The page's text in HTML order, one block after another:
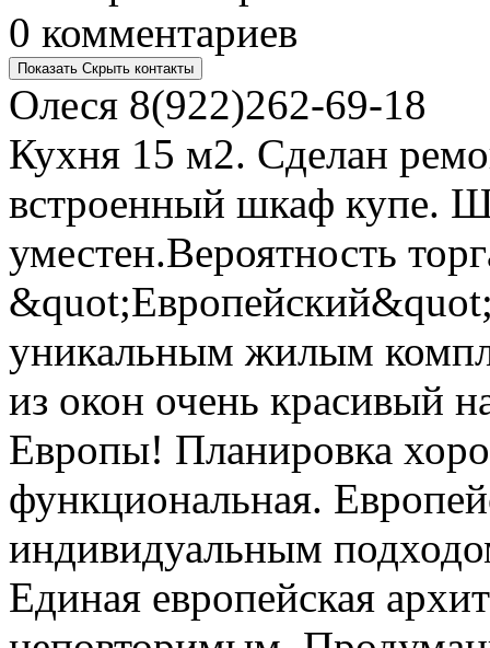
0 комментариев
Показать Скрыть контакты
Олеся 8(922)262-69-18
Кухня 15 м2. Сделан
встроенный шкаф купе.
уместен.Вероятность
&quot;Европейский&quot;
уникальным жилым
из окон очень красивый
Европы! Планировка
функциональная.
индивидуальным
Единая европейская